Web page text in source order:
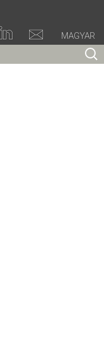
MAGYAR
for: